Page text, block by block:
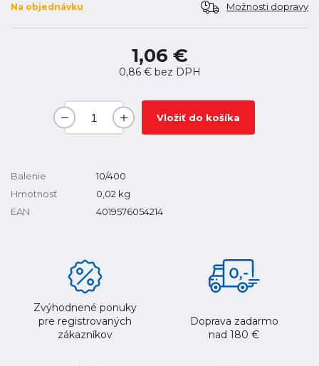
Na objednávku Možnosti dopravy
1,06 €
0,86 €bez DPH
Vložiť do košíka
Balenie
10/400
Hmotnosť
0,02 kg
EAN
4019576054214
Zvýhodnené ponuky
pre registrovaných
zákazníkov
Doprava zadarmo
nad 180 €